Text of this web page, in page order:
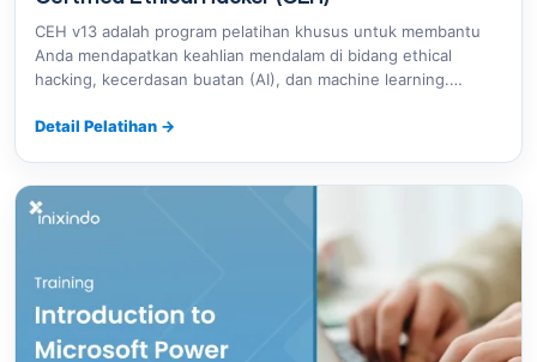
10 Aug 2026Inixindo Jakarta
CEH v13 adalah program pelatihan khusus untuk membantu
Anda mendapatkan keahlian mendalam di bidang ethical
hacking, kecerdasan buatan (AI), dan machine learning.…
Detail Pelatihan